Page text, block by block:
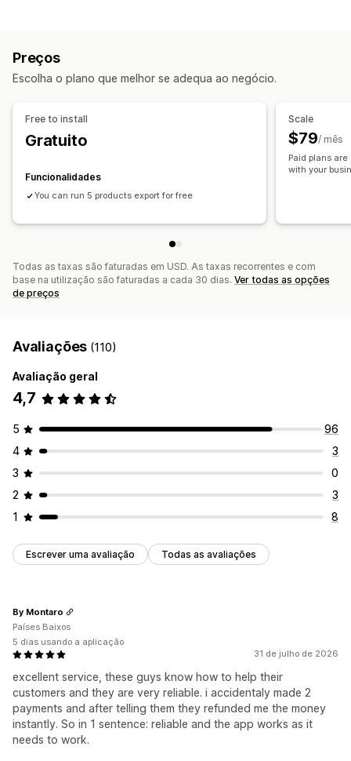
Migração de dados
Exportação em lote
Importação em lote
Metacampos
Níveis de inventário
Etiquetas de encomenda
Etiquetas de produtos
Processamento de encomendas
Acionadores personalizados
Dados de sincronização automática
Preços
Escolha o plano que melhor se adequa ao negócio.
Free to install
Gratuito
Funcionalidades
You can run 5 products export for free
Scale
$79/ mês
Paid plans
with your
Todas as taxas são faturadas em USD. As taxas recorrentes e com
base na utilização são faturadas a cada 30 dias. Ver todas as opções
de preços
Avaliações (110)
Avaliação geral
4,7
5
96
4
3
3
0
2
3
1
8
Escrever uma avaliação Todas as avaliações
31 de julho de 2026
excellent service, these guys know how to help their
customers and they are very reliable. i accidentaly made 2
payments and after telling them they refunded me the money
instantly. So in 1 sentence: reliable and the app works as it
needs to work.
By Montaro
Países Baixos
5 dias usando a aplicação